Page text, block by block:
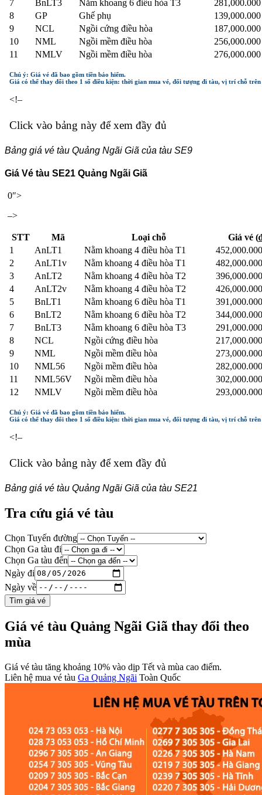
7
BnLT3 Nằm khoang 6 điều hòa T3
8
GP Ghế phụ
9
NCL Ngồi cứng điều hòa
10
NML Ngồi mềm điều hòa
11
NMLV Ngồi mềm điều hòa
Chú ý: Giá vé đã bao gồm tiền bảo hiểm.
Giá có thể thay đổi theo 1 số điều kiện: thời gian mua vé, đối tượng đi tàu, vị trí chỗ
<!–
Click vào bảng này để xem đầy đủ
Bảng giá vé tàu Quảng Ngãi Giã của tàu SE9
Giá Vé tàu SE21 Quảng Ngãi Giã
0″>
–>
STT Mã Loại chỗ
Giá vé
1
AnLT1 Nằm khoang 4 điều hòa T1
2
AnLT1v Nằm khoang 4 điều hòa T1
3
AnLT2 Nằm khoang 4 điều hòa T2
4
AnLT2v Nằm khoang 4 điều hòa T2
5
BnLT1 Nằm khoang 6 điều hòa T1
6
BnLT2 Nằm khoang 6 điều hòa T2
7
BnLT3 Nằm khoang 6 điều hòa T3
8
NCL Ngồi cứng điều hòa
9
NML Ngồi mềm điều hòa
10
NML56 Ngồi mềm điều hòa
11
NML56V Ngồi mềm điều hòa
12
NMLV Ngồi mềm điều hòa
Chú ý: Giá vé đã bao gồm tiền bảo hiểm.
Giá có thể thay đổi theo 1 số điều kiện: thời gian mua vé, đối tượng đi tàu, vị trí chỗ
<!–
Click vào bảng này để xem đầy đủ
Bảng giá vé tàu Quảng Ngãi Giã của tàu SE21
Tra cứu giá vé tàu
Chọn Tuyến đường
Chọn Ga tàu đi
Chọn Ga tàu đến
Ngày đi
Ngày về
Tìm giá vé
Giá vé tàu Quảng Ngãi Giã thay đổi theo
mùa
Giá vé tàu tăng khoảng 10% vào dịp Tết và mùa cao điểm.
Liên hệ mua vé tàu Ga Quảng Ngãi Toàn Quốc